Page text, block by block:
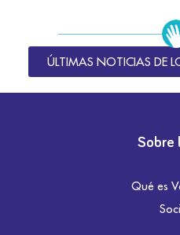
ÚLTIMAS NOTICIAS DE
Sobre
Qué es